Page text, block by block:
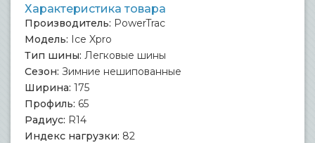
Характеристика товара
Производитель: PowerTrac
Модель: Ice Xpro
Тип шины: Легковые шины
Сезон: Зимние нешипованные
Ширина: 175
Профиль: 65
Радиус: R14
Индекс нагрузки: 82